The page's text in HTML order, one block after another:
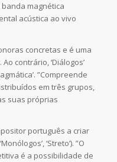
magnética
acústica ao vivo
concretas e é uma
contrário, ‘Diálogos’
”Compreende
em três grupos,
suas próprias
português a criar
‘Streto’). ”O
é a possibilidade de